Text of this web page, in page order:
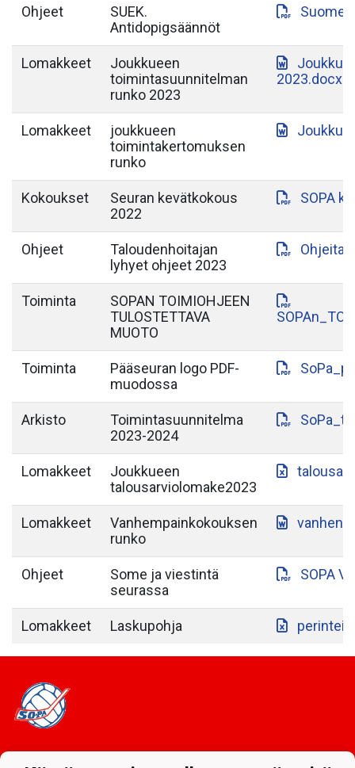
Ohjeet
SUEK.
Antidopigsäännöt
Lomakkeet
Joukkueen
toimintasuunnitelman
runko 2023
2023.docx
Lomakkeet
joukkueen
toimintakertomuksen
runko
Kokoukset
Seuran kevätkokous
2022
SOPA
Ohjeet
Taloudenhoitajan
lyhyet ohjeet 2023
Toiminta
SOPAN TOIMIOHJEEN
TULOSTETTAVA
MUOTO
Toiminta
Pääseuran logo PDF-
muodossa
Arkisto
Toimintasuunnitelma
2023-2024
Lomakkeet
Joukkueen
talousarviolomake2023
Lomakkeet
Vanhempainkokouksen
runko
Ohjeet
Some ja viestintä
seurassa
SOPA
Lomakkeet Laskupohja